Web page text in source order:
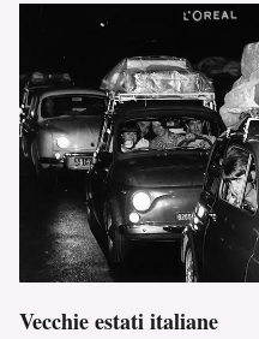
Vecchie estati italiane